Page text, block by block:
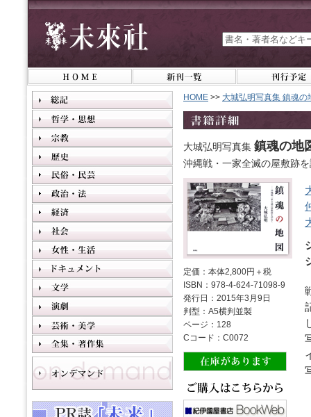
HOME >> 大城弘明写真集 鎮魂の
大城弘明写真集 鎮魂の地
沖縄戦・一家全滅の屋敷跡
定価：本体2,800円＋税
ISBN：978-4-624-71098-9
発行日：2015年3月9日
判型：A5横判並製
ページ：128
Cコード：C0072